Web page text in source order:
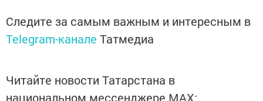
Следите за самым важным и интересным в
Telegram-канале Татмедиа
Читайте новости Татарстана в
национальном мессенджере MАХ: